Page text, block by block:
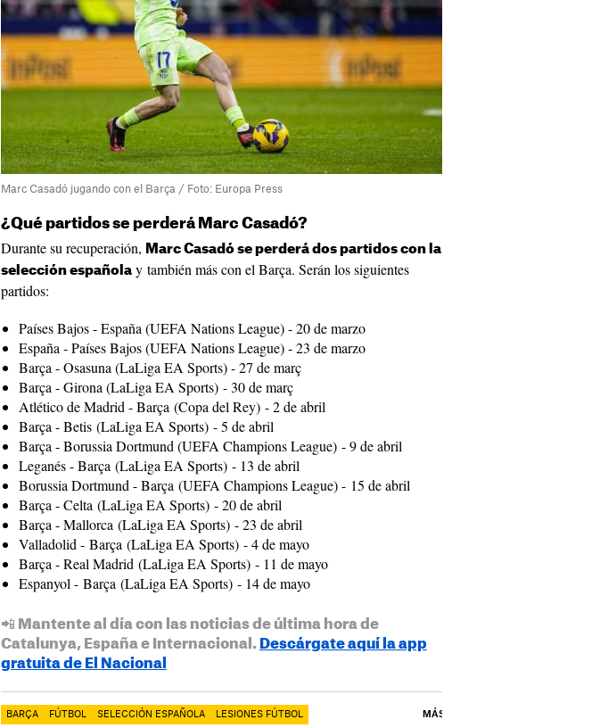
Marc Casadó jugando con el Barça / Foto: Europa Press
¿Qué partidos se perderá Marc Casadó?
Durante su recuperación, Marc Casadó se perderá dos partidos con la
selección española y también más con el Barça. Serán los siguientes
partidos:
Países Bajos - España (UEFA Nations League) - 20 de marzo
España - Países Bajos (UEFA Nations League) - 23 de marzo
Barça - Osasuna (LaLiga EA Sports) - 27 de març
Barça - Girona (LaLiga EA Sports) - 30 de març
Atlético de Madrid - Barça (Copa del Rey) - 2 de abril
Barça - Betis (LaLiga EA Sports) - 5 de abril
Barça - Borussia Dortmund (UEFA Champions League) - 9 de abril
Leganés - Barça (LaLiga EA Sports) - 13 de abril
Borussia Dortmund - Barça (UEFA Champions League) - 15 de abril
Barça - Celta (LaLiga EA Sports) - 20 de abril
Barça - Mallorca (LaLiga EA Sports) - 23 de abril
Valladolid - Barça (LaLiga EA Sports) - 4 de mayo
Barça - Real Madrid (LaLiga EA Sports) - 11 de mayo
Espanyol - Barça (LaLiga EA Sports) - 14 de mayo
📲 Mantente al día con las noticias de última hora de
Catalunya, España e Internacional. Descárgate aquí la app
gratuita de El Nacional
BARÇA FÚTBOL SELECCIÓN ESPAÑOLA LESIONES FÚTBOL MÁS